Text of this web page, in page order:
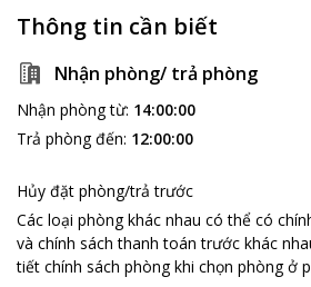
Thông tin cần biết
Nhận phòng/ trả phòng
Nhận phòng từ: 14:00:00
Trả phòng đến: 12:00:00
Hủy đặt phòng/trả trước
Các loại phòng khác nhau có thể có
và chính sách thanh toán trước khác
tiết chính sách phòng khi chọn phòng ở